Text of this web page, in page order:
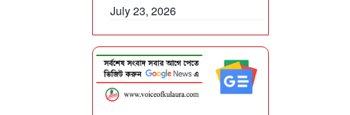
July 23, 2026